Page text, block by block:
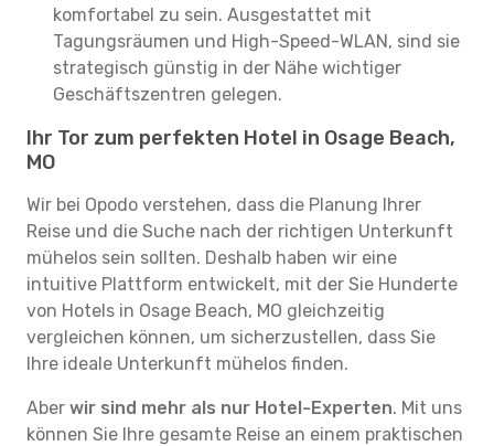
komfortabel zu sein. Ausgestattet mit
Tagungsräumen und High-Speed-WLAN, sind sie
strategisch günstig in der Nähe wichtiger
Geschäftszentren gelegen.
Ihr Tor zum perfekten Hotel in Osage Beach,
MO
Wir bei Opodo verstehen, dass die Planung Ihrer
Reise und die Suche nach der richtigen Unterkunft
mühelos sein sollten. Deshalb haben wir eine
intuitive Plattform entwickelt, mit der Sie Hunderte
von Hotels in Osage Beach, MO gleichzeitig
vergleichen können, um sicherzustellen, dass Sie
Ihre ideale Unterkunft mühelos finden.
Aber wir sind mehr als nur Hotel-Experten. Mit uns
können Sie Ihre gesamte Reise an einem praktischen